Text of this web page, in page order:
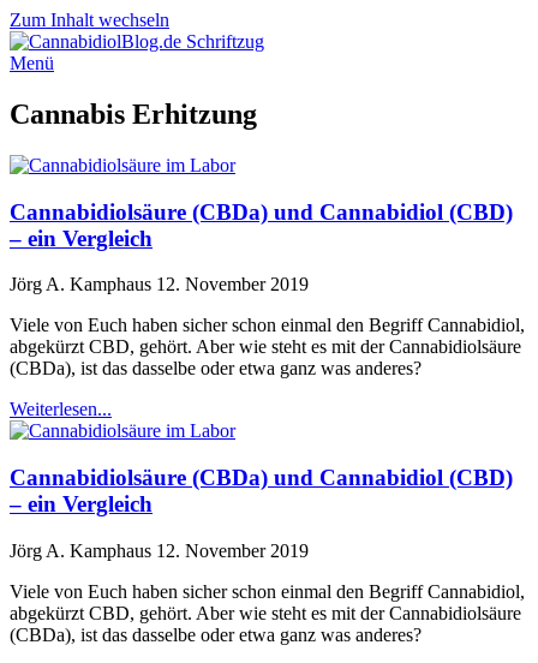
Zum Inhalt wechseln
Menü
Cannabis Erhitzung
Cannabidiolsäure (CBDa) und Cannabidiol (CBD)
– ein Vergleich
Jörg A. Kamphaus 12. November 2019
Viele von Euch haben sicher schon einmal den Begriff Cannabidiol,
abgekürzt CBD, gehört. Aber wie steht es mit der Cannabidiolsäure
(CBDa), ist das dasselbe oder etwa ganz was anderes?
Weiterlesen...
Cannabidiolsäure (CBDa) und Cannabidiol (CBD)
– ein Vergleich
Jörg A. Kamphaus 12. November 2019
Viele von Euch haben sicher schon einmal den Begriff Cannabidiol,
abgekürzt CBD, gehört. Aber wie steht es mit der Cannabidiolsäure
(CBDa), ist das dasselbe oder etwa ganz was anderes?